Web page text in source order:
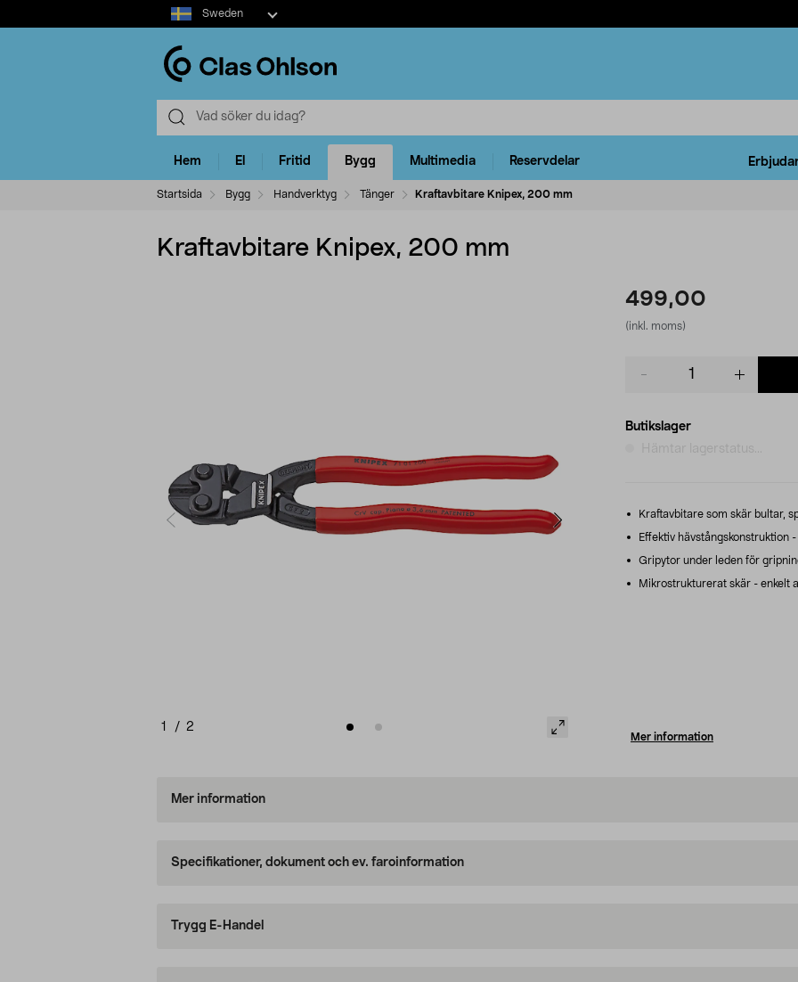
Select
market
Sweden
Hem El Fritid Bygg Multimedia Reservdelar
Startsida Bygg Handverktyg Tänger Kraftavbitare Knipex, 200 mm
Kraftavbitare Knipex, 200 mm
1 / 2
499,00
(inkl. moms)
Butikslager
Hämtar lagerstatus...
Kraftavbitare som skär bultar,
Effektiv hävstångskonstruktion
Gripytor under leden för
Mikrostrukturerat skär - enkelt
Mer information
Mer information
Specifikationer, dokument och ev. faroinformation
Trygg E-Handel